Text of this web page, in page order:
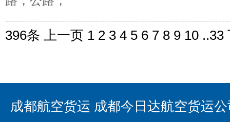
396条 上一页 1 2 3 4 5 6 7 8 9 10 ..33
成都航空货运 成都今日达航空货运